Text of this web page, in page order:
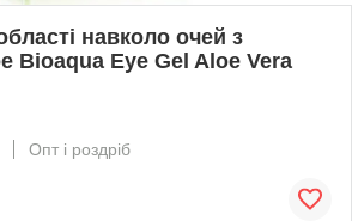
навколо очей з
Bioaqua Eye Gel Aloe Vera
Опт і роздріб